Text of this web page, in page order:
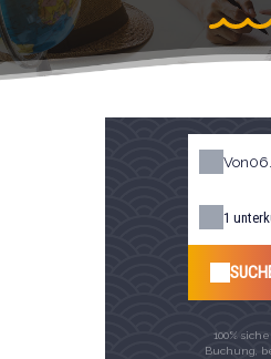
Von
1
100%
Buchung,